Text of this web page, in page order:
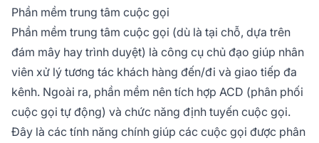
Phần mềm trung tâm cuộc gọi
Phần mềm trung tâm cuộc gọi (dù là tại chỗ, dựa trên
đám mây hay trình duyệt) là công cụ chủ đạo giúp nhân
viên xử lý tương tác khách hàng đến/đi và giao tiếp đa
kênh. Ngoài ra, phần mềm nên tích hợp ACD (phân phối
cuộc gọi tự động) và chức năng định tuyến cuộc gọi.
Đây là các tính năng chính giúp các cuộc gọi được phân